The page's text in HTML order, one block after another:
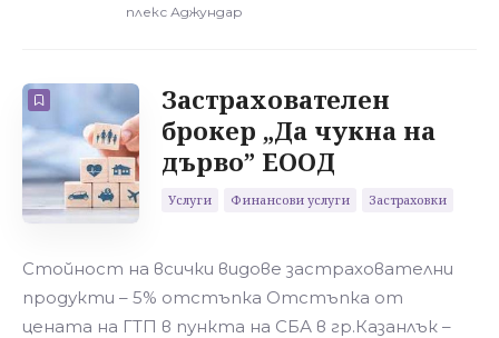
плекс Аджундар
Застрахователен
брокер „Да чукна на
дърво” ЕООД
Услуги Финансови услуги Застраховки
Стойност на всички видове застрахователни
продукти – 5% отстъпка Отстъпка от
цената на ГТП в пункта на СБА в гр.Казанлък –